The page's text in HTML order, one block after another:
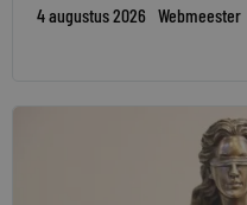
4 augustus 2026 Webmeester